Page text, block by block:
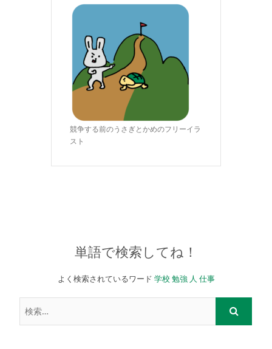
競争する前のうさぎとかめのフリーイラ
スト
単語で検索してね！
よく検索されているワード 学校 勉強 人 仕事